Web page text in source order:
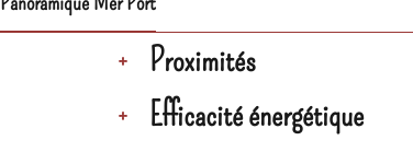
+
Proximités
+
Efficacité énergétique